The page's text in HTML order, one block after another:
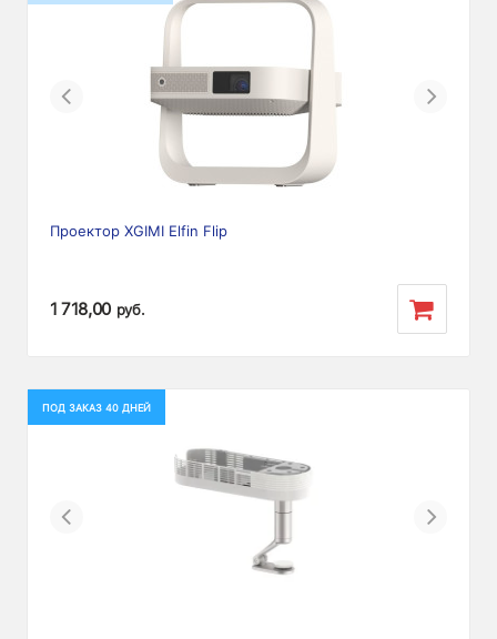
Previous Next
Проектор XGIMI Elfin Flip
1 718,00 руб.
ПОД ЗАКАЗ 40 ДНЕЙ
Previous Next